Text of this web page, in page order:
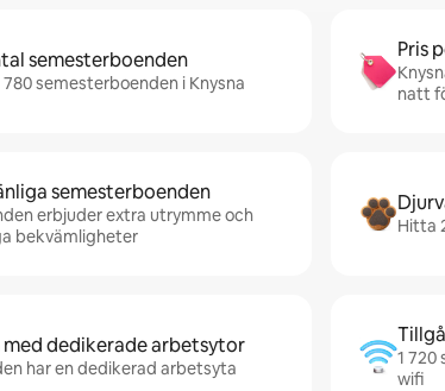
semesterboenden
semesterboenden i Knysna
Pris
natt
semesterboenden
erbjuder extra utrymme och
bekvämligheter
Hitta
med dedikerade arbetsytor
har en dedikerad arbetsyta
1 720
wifi